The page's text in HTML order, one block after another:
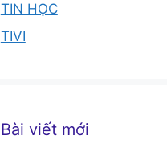
TIN HỌC
TIVI
Bài viết mới